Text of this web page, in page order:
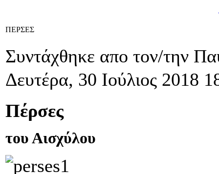
ΠΕΡΣΕΣ
Συντάχθηκε απο τον/την
Δευτέρα, 30 Ιούλιος 2018
Πέρσες
του Αισχύλου